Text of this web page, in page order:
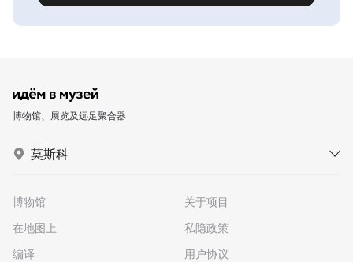
博物馆、展览及远足聚合器
莫斯科
博物馆
在地图上
编译
关于项目
私隐政策
用户协议